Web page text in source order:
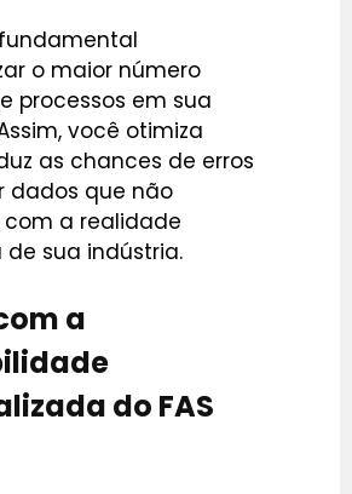
o maior número
processos em sua
você otimiza
as chances de erros
dados que não
a realidade
sua indústria.
a
do FAS